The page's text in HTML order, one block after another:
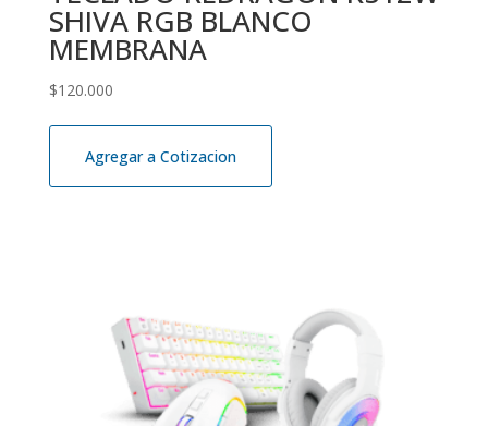
SHIVA RGB BLANCO
MEMBRANA
$120.000
Agregar a Cotizacion